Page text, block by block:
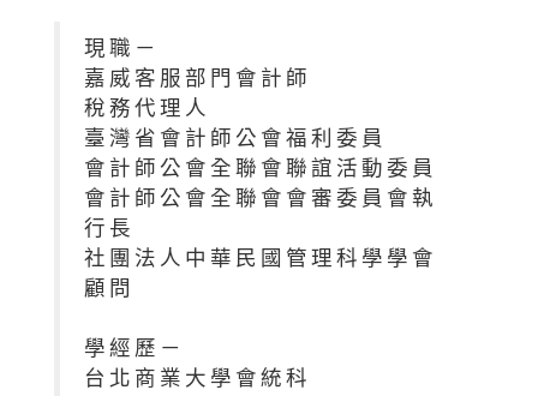
現職－
嘉威客服部門會計師
稅務代理人
臺灣省會計師公會福利委員
會計師公會全聯會聯誼活動委員
會計師公會全聯會會審委員會執
行長
社團法人中華民國管理科學學會
顧問
學經歷－
台北商業大學會統科